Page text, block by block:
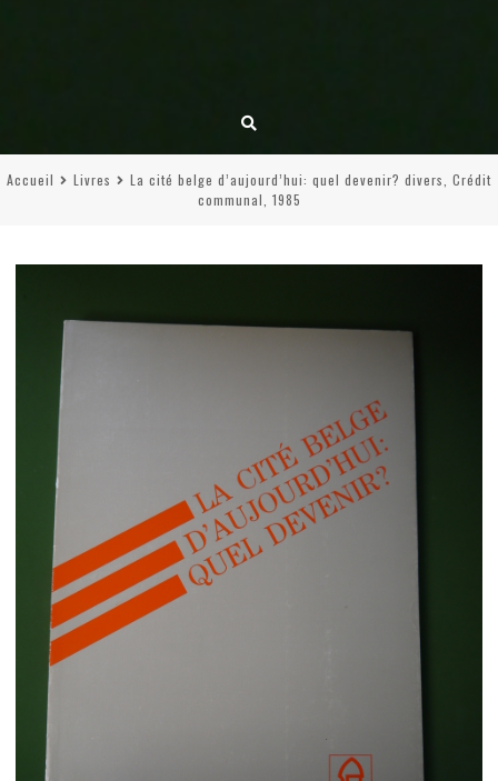
Accueil Livres
La cité belge d’aujourd’hui: quel devenir? divers, Crédit
communal, 1985